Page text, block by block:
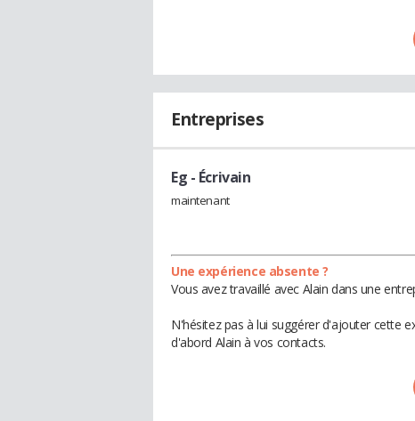
Entreprises
Eg - Écrivain
maintenant
Une expérience absente ?
Vous avez travaillé avec Alain dans une
N'hésitez pas à lui suggérer d'ajouter cette
d'abord Alain à vos contacts.